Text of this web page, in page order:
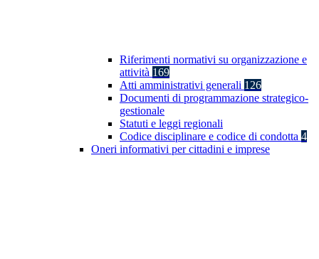
Riferimenti normativi su organizzazione e
attività 169
Atti amministrativi generali 126
Documenti di programmazione strategico-
gestionale
Statuti e leggi regionali
Codice disciplinare e codice di condotta 4
Oneri informativi per cittadini e imprese